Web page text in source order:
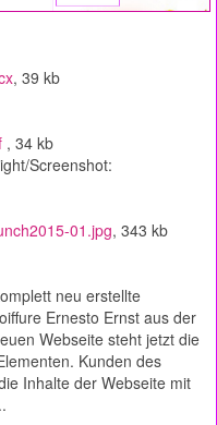
, 39 kb
, 34 kb
Screenshot:
01.jpg, 343 kb
neu erstellte
Ernesto Ernst aus der
Webseite steht jetzt die
Kunden des
Inhalte der Webseite mit